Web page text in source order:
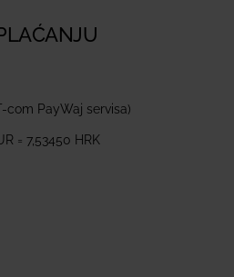
com PayWaj servisa)
= 7,53450 HRK